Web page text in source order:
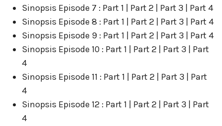
Sinopsis Episode 7 : Part 1 | Part 2 | Part 3 | Part 4
Sinopsis Episode 8 : Part 1 | Part 2 | Part 3 | Part 4
Sinopsis Episode 9 : Part 1 | Part 2 | Part 3 | Part 4
Sinopsis Episode 10 : Part 1 | Part 2 | Part 3 | Part
4
Sinopsis Episode 11 : Part 1 | Part 2 | Part 3 | Part
4
Sinopsis Episode 12 : Part 1 | Part 2 | Part 3 | Part
4